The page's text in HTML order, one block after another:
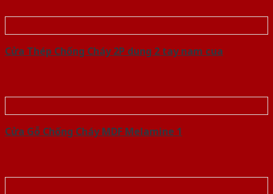
Cửa Thép Chống Cháy 2P dung 2 tay nam cua
Cửa Gỗ Chống Cháy MDF Melamine 1